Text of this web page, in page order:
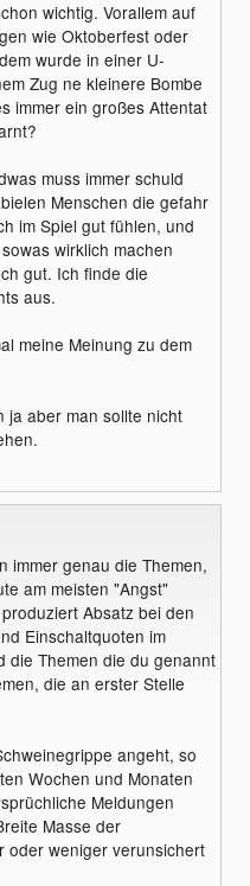
wichtig. Vorallem auf
wie Oktoberfest oder
wurde in einer U-
Zug ne kleinere Bombe
immer ein großes Attentat
muss immer schuld
Menschen die gefahr
im Spiel gut fühlen, und
wirklich machen
gut. Ich finde die
aus.
meine Meinung zu dem
ja aber man sollte nicht
immer genau die Themen,
am meisten "Angst"
Absatz bei den
Einschaltquoten im
die Themen die du genannt
die an erster Stelle
angeht, so
Wochen und Monaten
Meldungen
Masse der
oder weniger verunsichert